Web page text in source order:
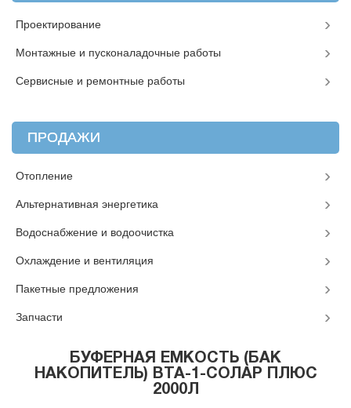
БУФЕРНАЯ ЕМКОСТЬ (БАК
НАКОПИТЕЛЬ) ВТА-1-СОЛАР ПЛЮС
2000Л
Проектирование
Монтажные и пусконаладочные работы
Сервисные и ремонтные работы
ПРОДАЖИ
Отопление
Альтернативная энергетика
Водоснабжение и водоочистка
Охлаждение и вентиляция
Пакетные предложения
Запчасти